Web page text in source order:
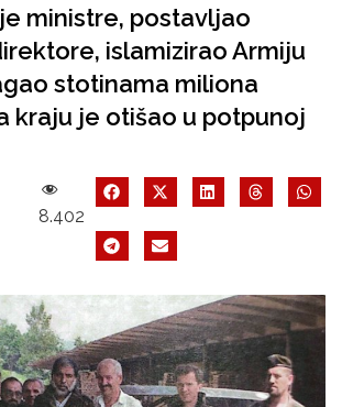
ministre, postavljao
islamizirao Armiju
stotinama miliona
kraju je otišao u potpunoj
8.402